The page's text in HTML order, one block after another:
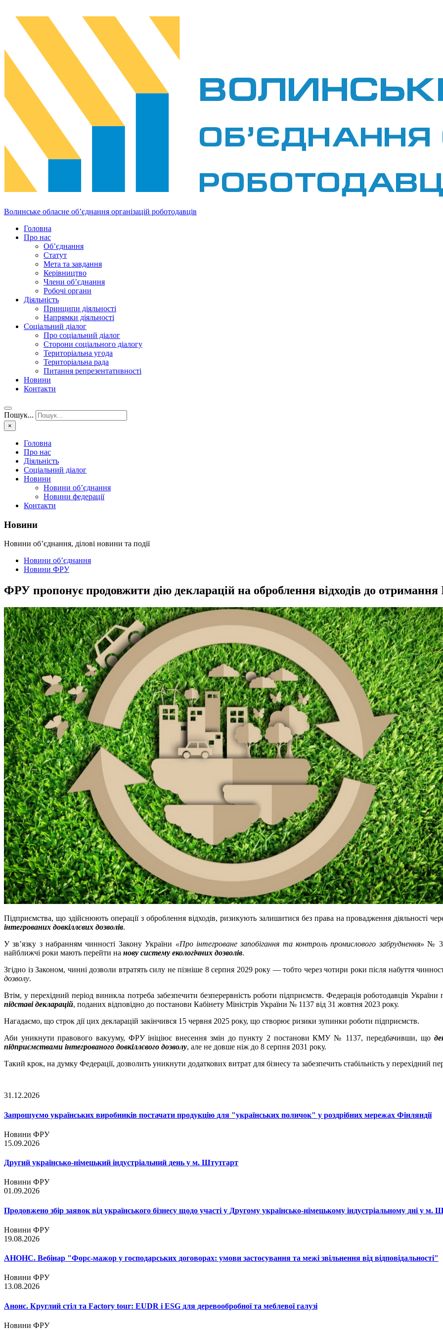
Волинське обласне об’єднання організацій роботодавців
Головна
Про нас
Об’єднання
Статут
Мета та завдання
Керівництво
Члени об’єднання
Робочі органи
Діяльність
Принципи діяльності
Напрямки діяльності
Соціальний діалог
Про соціальний діалог
Сторони соціального діалогу
Територіальна угода
Територіальна рада
Питання репрезентативності
Новини
Контакти
Пошук...
×
Головна
Про нас
Діяльність
Соціальний діалог
Новини
Новини об’єднання
Новини федерації
Контакти
Новини
Новини об’єднання, ділові новини та події
Новини об’єднання
Новини ФРУ
ФРУ пропонує продовжити дію декларацій на оброблення відходів до отримання
Підприємства, що здійснюють операції з оброблення відходів, ризикують залишитися без права на провадження діяльності
інтегрованих довкіллєвих дозволів.
У зв’язку з набранням чинності Закону України «Про інтегроване запобігання та контроль промислового забруднення» №
найближчі роки мають перейти на нову систему екологічних дозволів.
Згідно із Законом, чинні дозволи втратять силу не пізніше 8 серпня 2029 року — тобто через чотири роки після набуття
дозволу.
Втім, у перехідний період виникла потреба забезпечити безперервність роботи підприємств. Федерація роботодавців
підставі декларацій, поданих відповідно до постанови Кабінету Міністрів України № 1137 від 31 жовтня 2023 року.
Нагадаємо, що строк дії цих декларацій закінчився 15 червня 2025 року, що створює ризики зупинки роботи підприємств.
Аби уникнути правового вакууму, ФРУ ініціює внесення змін до пункту 2 постанови КМУ № 1137, передбачивши, що
підприємствами інтегрованого довкіллєвого дозволу, але не довше ніж до 8 серпня 2031 року.
Такий крок, на думку Федерації, дозволить уникнути додаткових витрат для бізнесу та забезпечить стабільність у перехідний
31.12.2026
Запрошуємо українських виробників постачати продукцію для "українських поличок" у роздрібних мережах Фінляндії
Новини ФРУ
15.09.2026
Другий українсько-німецький індустріальний день у м. Штутгарт
Новини ФРУ
01.09.2026
Продовжено збір заявок від українського бізнесу щодо участі у Другому українсько-німецькому індустріальному дні у м.
Новини ФРУ
19.08.2026
АНОНС. Вебінар "Форс-мажор у господарських договорах: умови застосування та межі звільнення від відповідальності"
Новини ФРУ
13.08.2026
Анонс. Круглий стіл та Factory tour: EUDR і ESG для деревообробної та меблевої галузі
Новини ФРУ